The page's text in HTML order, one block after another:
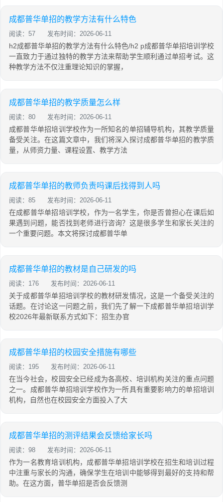
成都普华单招的教学方法有什么特色
阅读：57 发布时间：2026-06-11
h2成都普华单招的教学方法有什么特色/h2 p成都普华单招培训学校
一直致力于通过独特的教学方法来帮助学生顺利通过单招考试。这
种教学方法不仅注重理论知识的掌握，
成都普华单招的教学质量怎么样
阅读：80 发布时间：2026-06-11
成都普华单招培训学校作为一所知名的单招辅导机构，其教学质量
备受关注。在这篇文章中，我们将深入探讨成都普华单招的教学质
量，从师资力量、课程设置、教学方法
成都普华单招的教师负责吗课后找得到人吗
阅读：85 发布时间：2026-06-11
在成都普华单招培训学校，作为一名学生，你是否曾担心在课后如
果遇到问题，能否找到老师进行咨询？这是很多学生和家长关注的
一个重要问题。本文将探讨成都普华单
成都普华单招的教材是自己研发的吗
阅读：176 发布时间：2026-06-11
关于成都普华单招培训学校的教材研发情况，这是一个备受关注的
话题。在讨论这一问题之前，我们先了解一下成都普华单招培训学
校2026年最新联系方式如下：招生办官
成都普华单招的校园安全措施有哪些
阅读：195 发布时间：2026-06-11
在当今社会，校园安全已经成为各高校、培训机构关注的重点问题
之一。成都普华单招培训学校作为一所具有重要影响力的单招培训
机构，自然也在校园安全方面投入了大
成都普华单招的测评结果会反馈给家长吗
阅读：98 发布时间：2026-06-11
作为一名教育培训机构，成都普华单招培训学校在招生和培训过程
中注重与家长的沟通，确保学生在培训中能够得到最好的支持和帮
助。在这方面，普华单招是否会反馈测